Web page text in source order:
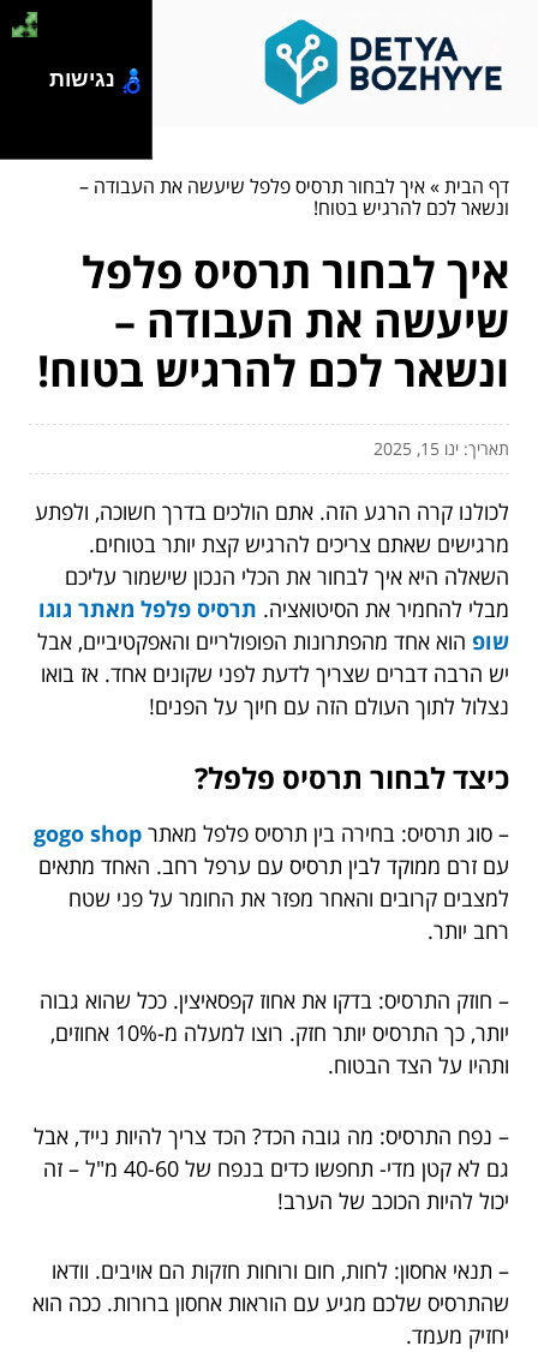
דף הבית»איך לבחור תרסיס פלפל שיעשה את העבודה –
ונשאר לכם להרגיש בטוח!
איך לבחור תרסיס פלפל
שיעשה את העבודה –
ונשאר לכם להרגיש בטוח!
תאריך: ינו 15, 2025
לכולנו קרה הרגע הזה. אתם הולכים בדרך חשוכה, ולפתע
מרגישים שאתם צריכים להרגיש קצת יותר בטוחים.
השאלה היא איך לבחור את הכלי הנכון שישמור עליכם
מבלי להחמיר את הסיטואציה. תרסיס פלפל מאתר גוגו
שופ הוא אחד מהפתרונות הפופולריים והאפקטיביים, אבל
יש הרבה דברים שצריך לדעת לפני שקונים אחד. אז בואו
נצלול לתוך העולם הזה עם חיוך על הפנים!
כיצד לבחור תרסיס פלפל?
– סוג תרסיס: בחירה בין תרסיס פלפל מאתר gogo shop
עם זרם ממוקד לבין תרסיס עם ערפל רחב. האחד מתאים
למצבים קרובים והאחר מפזר את החומר על פני שטח
רחב יותר.
– חוזק התרסיס: בדקו את אחוז קפסאיצין. ככל שהוא גבוה
יותר, כך התרסיס יותר חזק. רוצו למעלה מ-10% אחוזים,
ותהיו על הצד הבטוח.
– נפח התרסיס: מה גובה הכד? הכד צריך להיות נייד, אבל
גם לא קטן מדי- תחפשו כדים בנפח של 40-60 מ"ל – זה
יכול להיות הכוכב של הערב!
– תנאי אחסון: לחות, חום ורוחות חזקות הם אויבים. וודאו
שהתרסיס שלכם מגיע עם הוראות אחסון ברורות. ככה הוא
יחזיק מעמד.
נגישות